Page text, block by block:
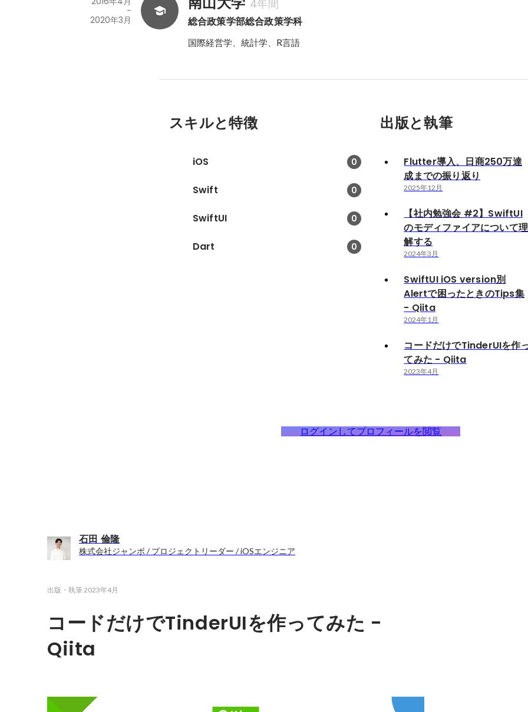
4年間
総合政策学部総合政策学科
-
2020年3月
国際経営学、統計学、R言語
スキルと特徴
iOS 0
Swift 0
SwiftUI 0
Dart 0
出版と執筆
Flutter導入、日商250万達
成までの振り返り
2025年12月
【社内勉強会 #2】SwiftUI
のモディファイアについて理
解する
2024年3月
SwiftUI iOS version別
Alertで困ったときのTips集
- Qiita
2024年1月
コードだけでTinderUIを作
てみた - Qiita
2023年4月
ログインしてプロフィールを閲覧
石田 倫隆
株式会社ジャンボ / プロジェクトリーダー / iOSエンジニア
出版・執筆 2023年4月
コードだけでTinderUIを作ってみた -
Qiita